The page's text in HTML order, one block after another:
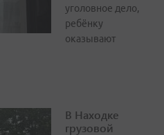
уголовное дело,
ребёнку
оказывают
В Находке
грузовой